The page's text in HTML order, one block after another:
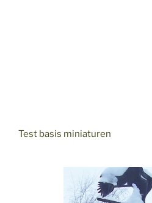
Test basis miniaturen